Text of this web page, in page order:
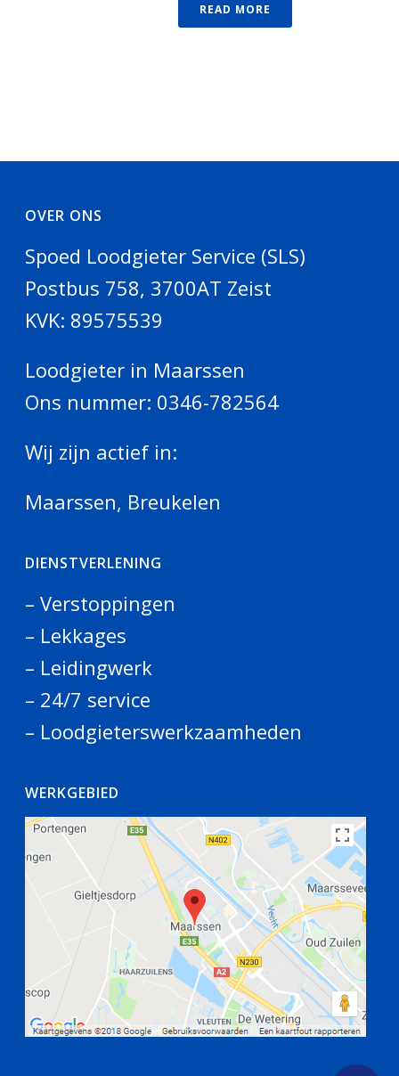
READ MORE
OVER ONS
Spoed Loodgieter Service (SLS)
Postbus 758, 3700AT Zeist
KVK: 89575539
Loodgieter in Maarssen
Ons nummer: 0346-782564
Wij zijn actief in:
Maarssen, Breukelen
DIENSTVERLENING
– Verstoppingen
– Lekkages
– Leidingwerk
– 24/7 service
– Loodgieterswerkzaamheden
WERKGEBIED